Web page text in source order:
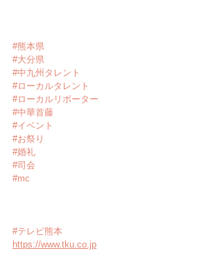
#熊本県
#大分県
#中九州タレント
#ローカルタレント
#ローカルリポーター
#中華首藤
#イベント
#お祭り
#婚礼
#司会
#mc
#テレビ熊本
https://www.tku.co.jp